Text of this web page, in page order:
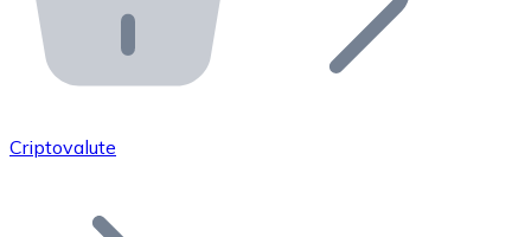
API Bitnovo
Integra la nostra API nel tuo ecosistema.
Unisciti alla nostra rete di rivenditori e
Aggiungi il token del tuo progetto al nostro servizio di
Criptovalute